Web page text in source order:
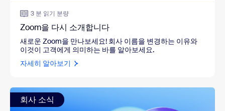
3 분 읽기 분량
Zoom을 다시 소개합니다
새로운 Zoom을 만나보세요! 회사 이름을 변경하는 이유와
이것이 고객에게 의미하는 바를 알아보세요.
자세히 알아보기
회사 소식